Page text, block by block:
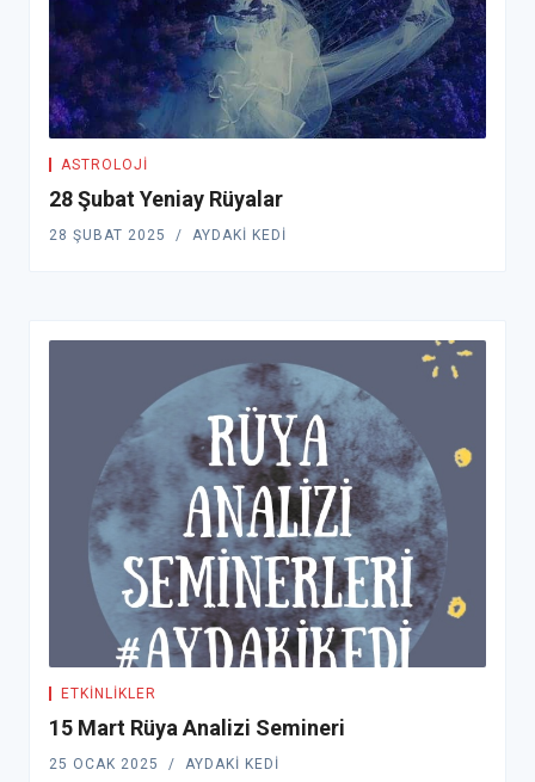
ASTROLOJI
28 Şubat Yeniay Rüyalar
28 ŞUBAT 2025 AYDAKI KEDI
ETKINLIKLER
15 Mart Rüya Analizi Semineri
25 OCAK 2025 AYDAKI KEDI